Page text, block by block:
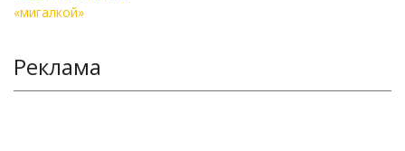
Реклама